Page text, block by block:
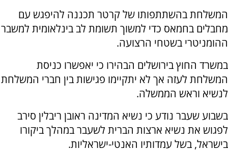
המשלחת בהשתתפותו של קרטר תכננה להיפגש עם
מחבלים בחמאס כדי למשוך תשומת לב בינלאומית למשבר
ההומניטרי בשטחי הרצועה.
במשרד החוץ בירושלים הבהירו כי יאפשרו כניסת
המשלחת לעזה אך לא יתקיימו פגישות בין חברי המשלחת
לנשיא וראש הממשלה.
בשבוע שעבר נודע כי נשיא המדינה ראובן ריבלין סירב
לפגוש את נשיא ארצות הברית לשעבר במהלך ביקורו
בישראל, בשל עמדותיו האנטי-ישראליות.